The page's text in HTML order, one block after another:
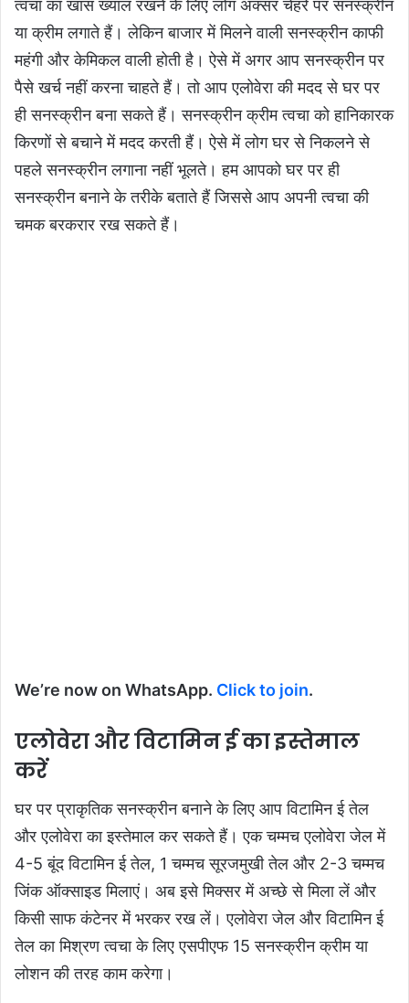
त्वचा का खास ख्याल रखने के लिए लोग अक्सर चेहरे पर सनस्क्रीन
या क्रीम लगाते हैं। लेकिन बाजार में मिलने वाली सनस्क्रीन काफी
महंगी और केमिकल वाली होती है। ऐसे में अगर आप सनस्क्रीन पर
पैसे खर्च नहीं करना चाहते हैं। तो आप एलोवेरा की मदद से घर पर
ही सनस्क्रीन बना सकते हैं। सनस्क्रीन क्रीम त्वचा को हानिकारक
किरणों से बचाने में मदद करती हैं। ऐसे में लोग घर से निकलने से
पहले सनस्क्रीन लगाना नहीं भूलते। हम आपको घर पर ही
सनस्क्रीन बनाने के तरीके बताते हैं जिससे आप अपनी त्वचा की
चमक बरकरार रख सकते हैं।
We’re now on WhatsApp. Click to join.
एलोवेरा और विटामिन ई का इस्तेमाल
करें
घर पर प्राकृतिक सनस्क्रीन बनाने के लिए आप विटामिन ई तेल
और एलोवेरा का इस्तेमाल कर सकते हैं। एक चम्मच एलोवेरा जेल में
4-5 बूंद विटामिन ई तेल, 1 चम्मच सूरजमुखी तेल और 2-3 चम्मच
जिंक ऑक्साइड मिलाएं। अब इसे मिक्सर में अच्छे से मिला लें और
किसी साफ कंटेनर में भरकर रख लें। एलोवेरा जेल और विटामिन ई
तेल का मिश्रण त्वचा के लिए एसपीएफ 15 सनस्क्रीन क्रीम या
लोशन की तरह काम करेगा।